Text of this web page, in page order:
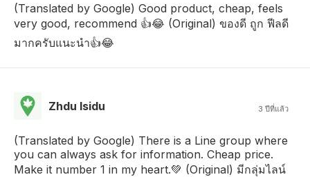
(Translated by Google) Good product, cheap, feels
very good, recommend 👍😂 (Original) ของดี ถูก ฟีลดี
มากครับแนะนำ👍😂
Zhdu Isidu 3 ปีที่แล้ว
(Translated by Google) There is a Line group where
you can always ask for information. Cheap price.
Make it number 1 in my heart.💚 (Original) มีกลุ่มไลน์